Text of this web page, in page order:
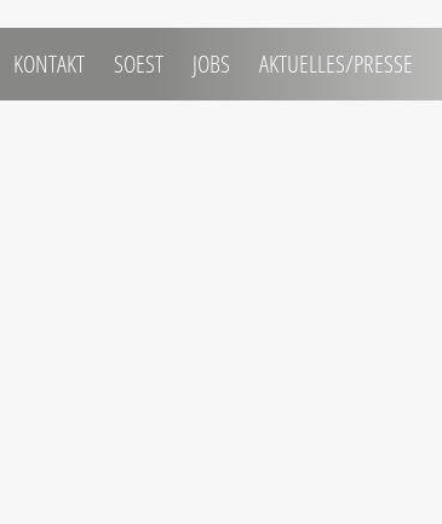
KONTAKT SOEST JOBS AKTUELLES/PRESSE